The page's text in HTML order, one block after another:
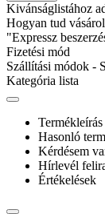
Kivánságlistához
Hogyan tud
"Expressz
Fizetési mód
Szállítási módok -
Kategória lista
Termékleírás
Hasonló
Kérdésem
Hírlevél
Értékelések